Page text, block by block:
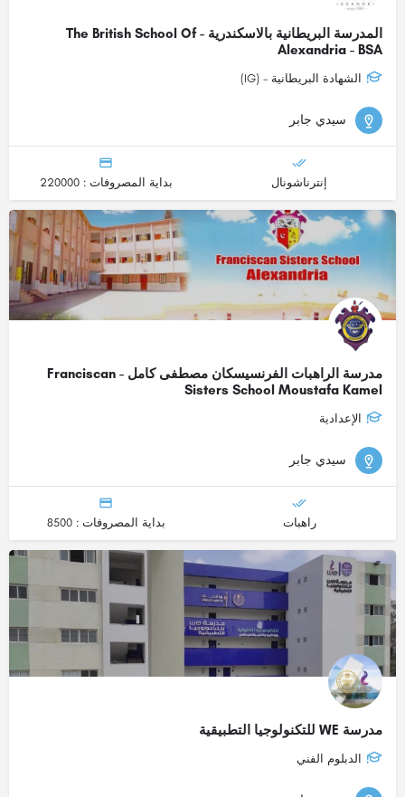
المدرسة البريطانية بالاسكندرية - The British School Of
Alexandria - BSA
الشهادة البريطانية - (IG)
سيدي جابر
إنترناشونال بداية المصروفات : 220000
مدرسة الراهبات الفرنسيسكان مصطفى كامل - Franciscan
Sisters School Moustafa Kamel
الإعدادية
سيدي جابر
راهبات بداية المصروفات : 8500
مدرسة WE للتكنولوجيا التطبيقية
الدبلوم الفني